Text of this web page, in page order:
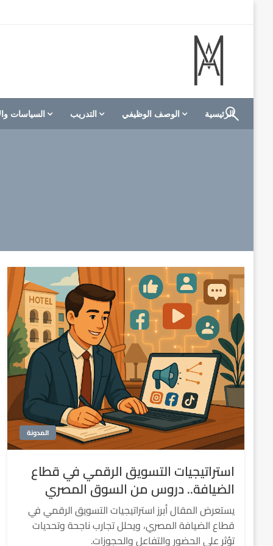
M A hotels | إم ايه هوتيلز
الموقع الأول للعاملين في الفنادق في العالم العربي
الرئيسية الوصف الوظيفي التدريب السياسات
المدونة
استراتيجيات التسويق الرقمي في قطاع
الضيافة.. دروس من السوق المصري
يستعرض المقال أبرز استراتيجيات التسويق الرقمي في
قطاع الضيافة المصري، ويحلل تجارب ناجحة وتحديات
تؤثر على الحضور والتفاعل والحجوزات.